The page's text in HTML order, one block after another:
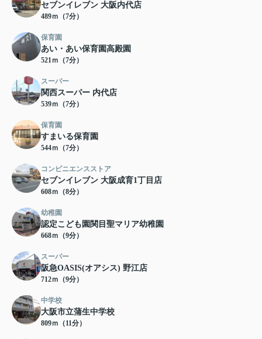
セブンイレブン 大阪内代店
489ｍ（7分）
保育園
あい・あい保育園高殿園
521ｍ（7分）
スーパー
関西スーパー 内代店
539ｍ（7分）
保育園
すまいる保育園
544ｍ（7分）
コンビニエンスストア
セブンイレブン 大阪成育1丁目店
608ｍ（8分）
幼稚園
認定こども園関目聖マリア幼稚園
668ｍ（9分）
スーパー
阪急OASIS(オアシス) 野江店
712ｍ（9分）
中学校
大阪市立蒲生中学校
809ｍ（11分）